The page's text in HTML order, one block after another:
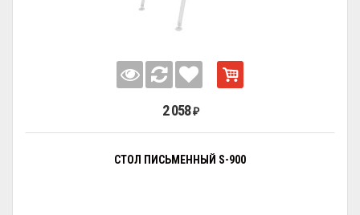
2 058 ₽
СТОЛ ПИСЬМЕННЫЙ S-900